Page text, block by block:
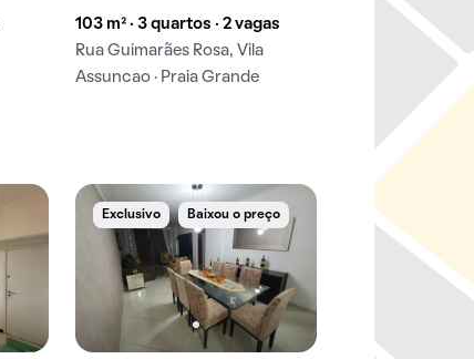
103 m² · 3 quartos · 2 vagas
Rua Guimarães Rosa, Vila
Assuncao · Praia Grande
Exclusivo Baixou o preço